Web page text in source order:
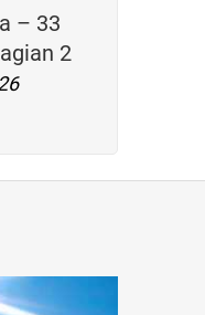
– 33
2